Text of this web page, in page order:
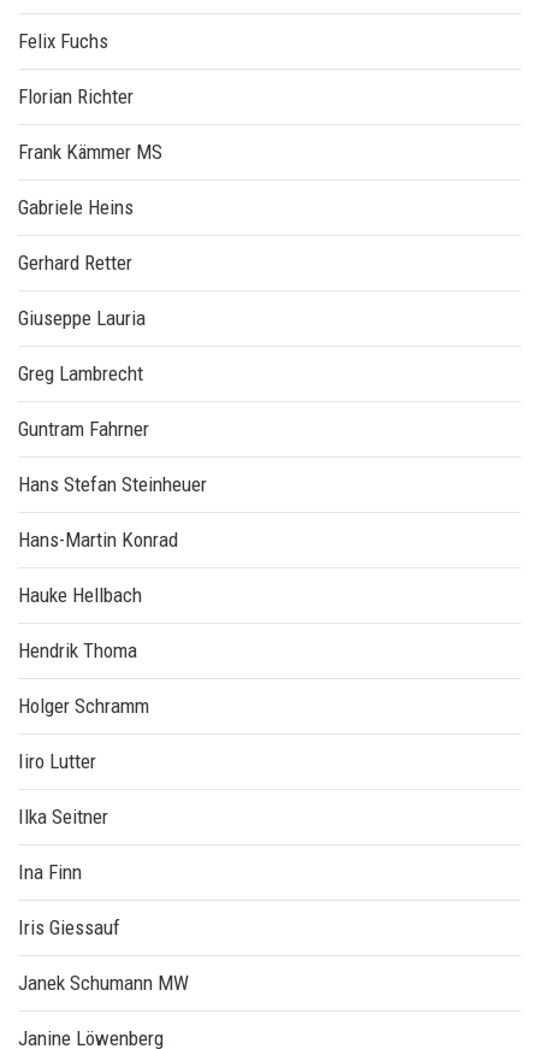
Felix Fuchs
Florian Richter
Frank Kämmer MS
Gabriele Heins
Gerhard Retter
Giuseppe Lauria
Greg Lambrecht
Guntram Fahrner
Hans Stefan Steinheuer
Hans-Martin Konrad
Hauke Hellbach
Hendrik Thoma
Holger Schramm
Iiro Lutter
Ilka Seitner
Ina Finn
Iris Giessauf
Janek Schumann MW
Janine Löwenberg